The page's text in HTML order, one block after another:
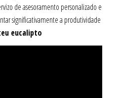
de asesoramento personalizado e
significativamente a produtividade
eucalipto